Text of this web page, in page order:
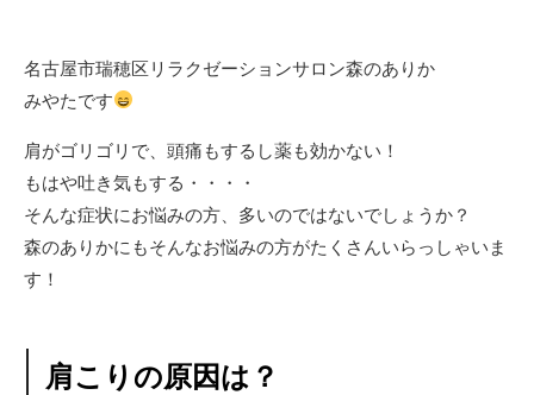
名古屋市瑞穂区リラクゼーションサロン森のありか
みやたです
肩がゴリゴリで、頭痛もするし薬も効かない！
もはや吐き気もする・・・・
そんな症状にお悩みの方、多いのではないでしょうか？
森のありかにもそんなお悩みの方がたくさんいらっしゃいま
す！
肩こりの原因は？